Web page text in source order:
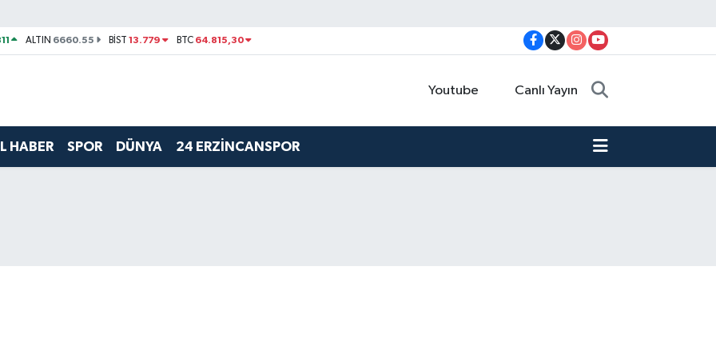
ALTIN 6660.55 BİST13.779 BTC 64.815,30
Youtube Canlı Yayın
HABER SPOR DÜNYA 24 ERZİNCANSPOR